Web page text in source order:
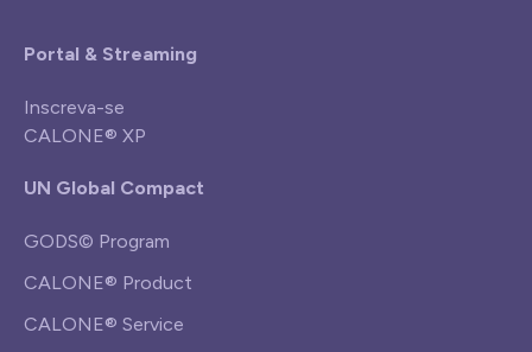
Portal & Streaming
Inscreva-se
CALONE® XP
UN Global Compact
GODS© Program
CALONE® Product
CALONE® Service